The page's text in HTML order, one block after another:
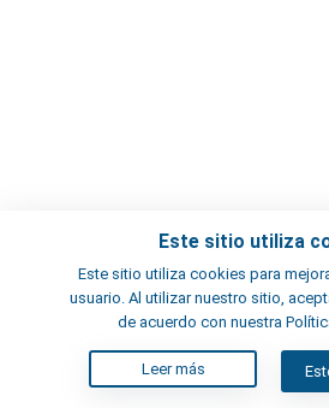
Este sitio utiliza
Este sitio utiliza cookies para
usuario. Al utilizar nuestro sitio,
de acuerdo con nuestra
Leer más